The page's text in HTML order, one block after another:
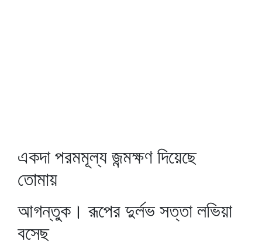
একদা পরমমূল্য জন্মক্ষণ দিয়েছে
তোমায়
আগন্তুক। রূপের দুর্লভ সত্তা লভিয়া
বসেছ